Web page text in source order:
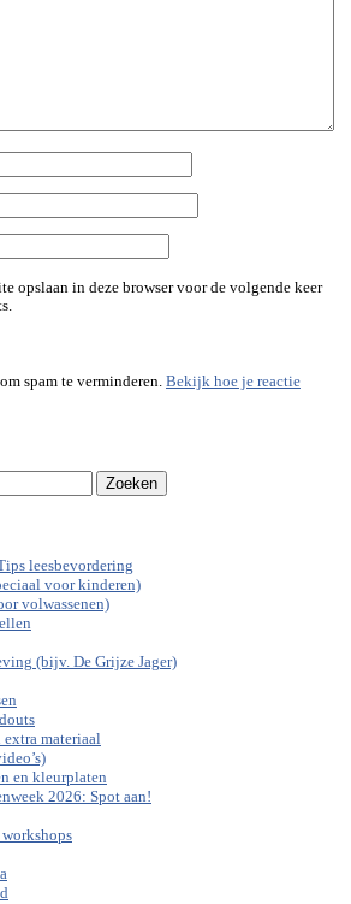
opslaan in deze browser voor de volgende keer
spam te verminderen. Bekijk hoe je reactie
leesbevordering
voor kinderen)
volwassenen)
(bijv. De Grijze Jager)
materiaal
en kleurplaten
2026: Spot aan!